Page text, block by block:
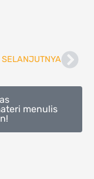
SELANJUTNYA
menulis